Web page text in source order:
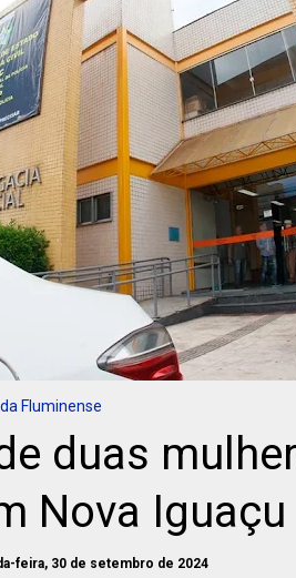
Fluminense
duas
Nova Iguaçu
feira, 30 de setembro de 2024